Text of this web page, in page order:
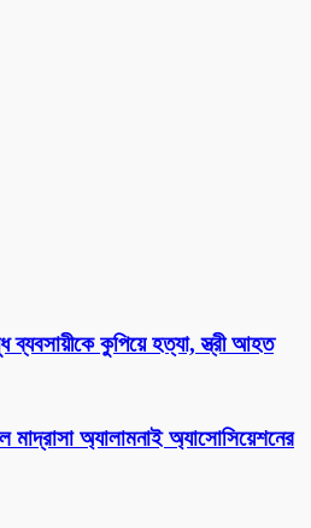
ব্যবসায়ীকে কুপিয়ে হত্যা, স্ত্রী আহত
অ্যালামনাই অ্যাসোসিয়েশনের